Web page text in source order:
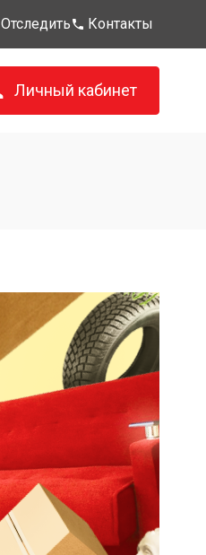
Отследить Контакты
Личный кабинет